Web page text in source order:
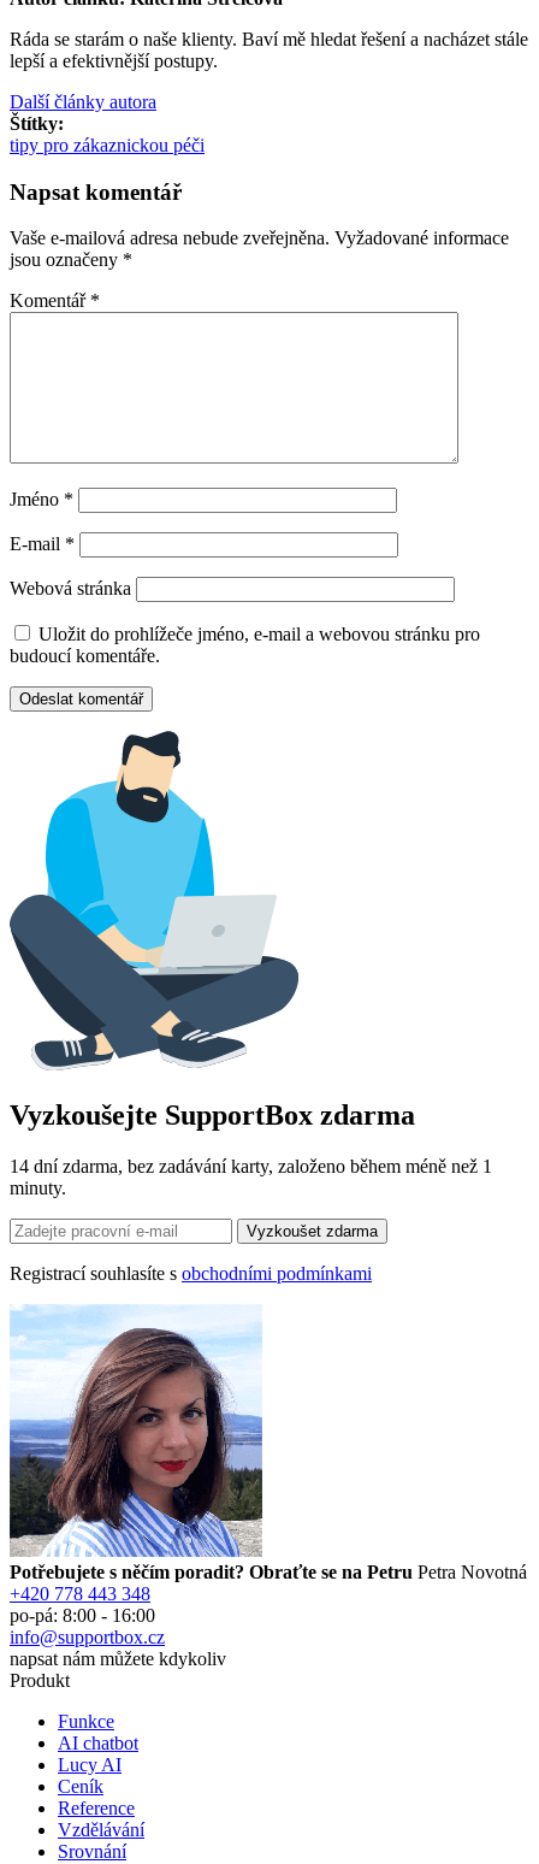
Ráda se starám o naše klienty. Baví mě hledat řešení a nacházet stále
lepší a efektivnější postupy.
Další články autora
Štítky:
tipy pro zákaznickou péči
Napsat komentář
Vaše e-mailová adresa nebude zveřejněna. Vyžadované informace
jsou označeny *
Komentář *
Jméno *
E-mail *
Webová stránka
Uložit do prohlížeče jméno, e-mail a webovou stránku pro
budoucí komentáře.
Vyzkoušejte SupportBox zdarma
14 dní zdarma, bez zadávání karty, založeno během méně než 1
minuty.
Registrací souhlasíte s obchodními podmínkami
Potřebujete s něčím poradit? Obraťte se na Petru Petra Novotná
+420 778 443 348
po-pá: 8:00 - 16:00
info@supportbox.cz
napsat nám můžete kdykoliv
Produkt
Funkce
AI chatbot
Lucy AI
Ceník
Reference
Vzdělávání
Srovnání